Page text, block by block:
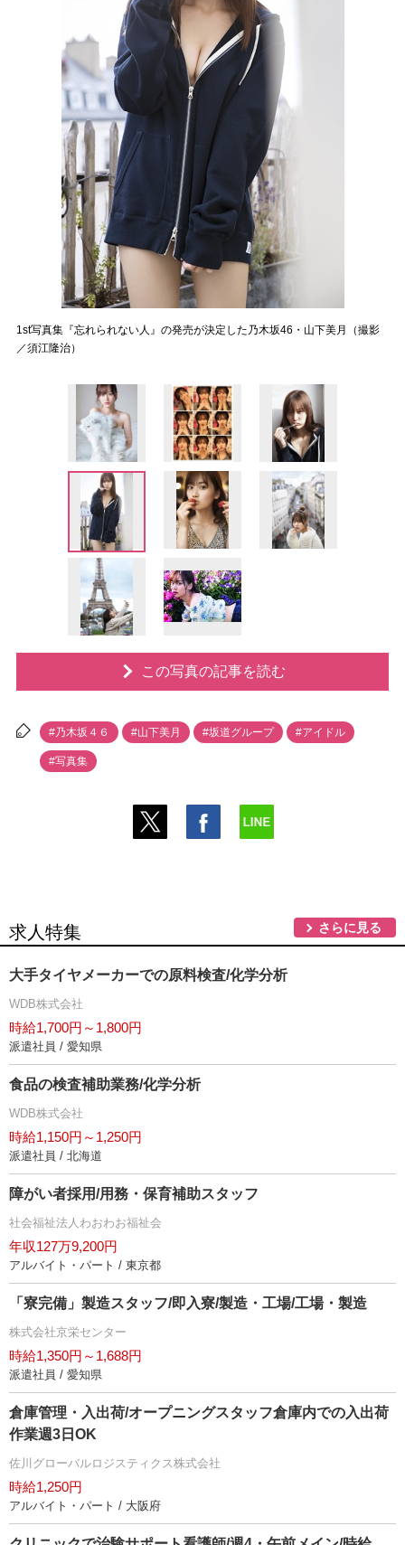
1st写真集『忘れられない人』の発売が決定した乃木坂46・山下美月（撮影
／須江隆治）
この写真の記事を読む
#乃木坂４６ #山下美月 #坂道グループ #アイドル
#写真集
求人特集 さらに見る
大手タイヤメーカーでの原料検査/化学分析
WDB株式会社
時給1,700円～1,800円
派遣社員 / 愛知県
食品の検査補助業務/化学分析
WDB株式会社
時給1,150円～1,250円
派遣社員 / 北海道
障がい者採用/用務・保育補助スタッフ
社会福祉法人わおわお福祉会
年収127万9,200円
アルバイト・パート / 東京都
「寮完備」製造スタッフ/即入寮/製造・工場/工場・製造
株式会社京栄センター
時給1,350円～1,688円
派遣社員 / 愛知県
倉庫管理・入出荷/オープニングスタッフ倉庫内での入出荷
作業週3日OK
佐川グローバルロジスティクス株式会社
時給1,250円
アルバイト・パート / 大阪府